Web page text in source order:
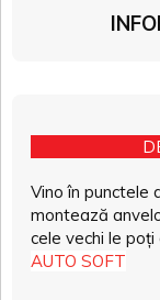
Vino în punctele
montează
cele vechi le
AUTO SOFT